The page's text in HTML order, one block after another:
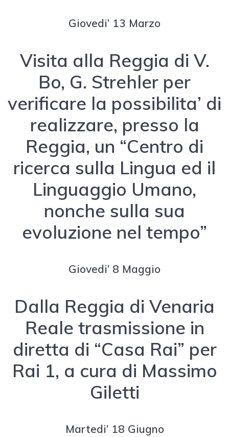
Giovedi’ 13 Marzo
Visita alla Reggia di V.
Bo, G. Strehler per
verificare la possibilita’ di
realizzare, presso la
Reggia, un “Centro di
ricerca sulla Lingua ed il
Linguaggio Umano,
nonche sulla sua
evoluzione nel tempo”
Giovedi’ 8 Maggio
Dalla Reggia di Venaria
Reale trasmissione in
diretta di “Casa Rai” per
Rai 1, a cura di Massimo
Giletti
Martedi’ 18 Giugno